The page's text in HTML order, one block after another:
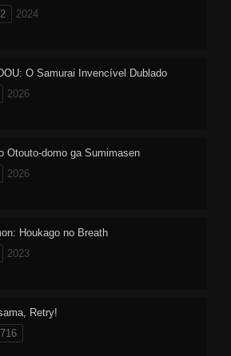
2024
O Samurai Invencível Dublado
2026
Otouto-domo ga Sumimasen
2026
Houkago no Breath
2023
Retry!